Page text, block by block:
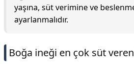
yaşına, süt verimine ve
ayarlanmalıdır.
Boğa ineği en çok süt